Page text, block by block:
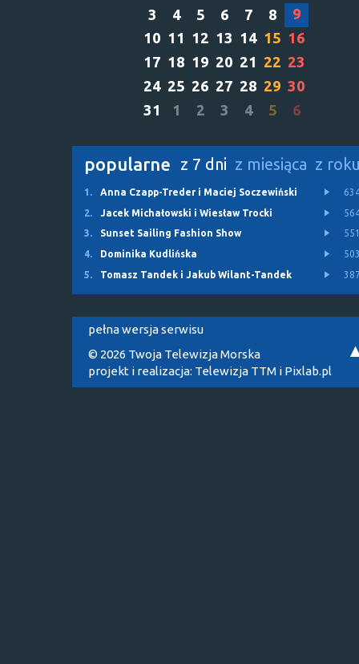
3
4 5 6 7 8
9
10 11 12 13 14 15 16
17 18 19 20 21 22 23
24 25 26 27 28 29 30
31
1 2 3 4 5 6
popularne z 7 dni z miesiąca z
1. Anna Czapp-Treder i Maciej Soczewiński
2.
Jacek Michałowski i Wiesław Trocki
3.
Sunset Sailing Fashion Show
4.
Dominika Kudlińska
5.
Tomasz Tandek i Jakub Wilant-Tandek
pełna wersja serwisu
© 2026 Twoja Telewizja Morska
projekt i realizacja: Telewizja TTM i Pixlab.pl